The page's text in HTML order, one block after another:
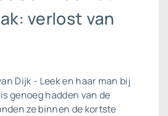
verlost van
Dijk - Leek en haar man bij
genoeg hadden van de
ze binnen de kortste